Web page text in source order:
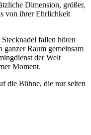
Dimension, größer,
von ihrer Ehrlichkeit
fallen hören
Raum gemeinsam
der Welt
Moment.
die Bühne, die nur selten